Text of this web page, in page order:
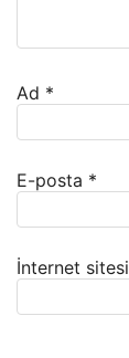
Ad *
E-posta *
İnternet sitesi